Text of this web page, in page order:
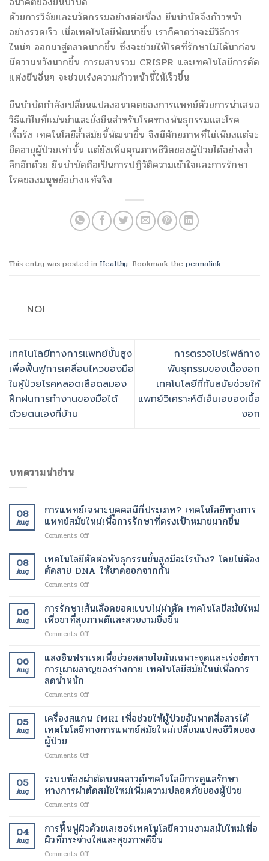
ด้วยการวิจัยและนวัตกรรมอย่างต่อเนื่อง ยีนบำบัดจึงก้าวหน้า
อย่างรวดเร็ว เมื่อเทคโนโลยีพัฒนาขึ้น เราก็คาดว่าจะมีวิธีการ
ใหม่ๆ ออกมาสู่ตลาดมากขึ้น ซึ่งจะช่วยให้โรคที่รักษาไม่ได้มาก่อน
มีความหวังมากขึ้น การผสานรวม CRISPR และเทคโนโลยีการตัด
แต่งยีนอื่นๆ จะช่วยเร่งความก้าวหน้านี้ให้เร็วขึ้น
ยีนบำบัดกำลังเปลี่ยนแปลงอนาคตของการแพทย์ด้วยการนำเสนอ
วิธีแก้ไขที่แม่นยำและยั่งยืนสำหรับโรคทางพันธุกรรมและโรค
เรื้อรัง เทคโนโลยีล้ำสมัยนี้พัฒนาขึ้น จึงมีศักยภาพที่ไม่เพียงแต่จะ
ยืดอายุผู้ป่วยเท่านั้น แต่ยังเพิ่มคุณภาพชีวิตของผู้ป่วยได้อย่างล้ำ
ลึกอีกด้วย ยีนบำบัดถือเป็นการปฏิวัติความเข้าใจและการรักษา
โรคของมนุษย์อย่างแท้จริง
This entry was posted in Healthy. Bookmark the permalink.
NOI
เทคโนโลยีทางการแพทย์ขั้นสูง
เพื่อฟื้นฟูการเคลื่อนไหวของมือ
ในผู้ป่วยโรคหลอดเลือดสมอง
ฝึกฝนการทำงานของมือได้
ด้วยตนเองที่บ้าน
การตรวจโปรไฟล์ทาง
พันธุกรรมของเนื้องอก
เทคโนโลยีที่ทันสมัยช่วยให้
แพทย์วิเคราะห์ดีเอ็นเอของเนื้อ
งอก
บทความน่าอ่าน
08
Aug
การแพทย์เฉพาะบุคคลมีกี่ประเภท? เทคโนโลยีทางการ
แพทย์สมัยใหม่เพื่อการรักษาที่ตรงเป้าหมายมากขึ้น
Comments Offon
แพทย์
เฉพาะ
บุคคล
มี
ประเภท?
เทคโนโลยี
ใหม่
เพื่อ
เป้า
หมาย
08
Aug
เทคโนโลยีตัดต่อพันธุกรรมขั้นสูงมีอะไรบ้าง? โดยไม่ต้อง
ตัดสาย DNA ให้ขาดออกจากกัน
Comments Offon
ตัด
ต่อ
พันธุกรรม
ขั้น
มี
อะไร
บ้าง?
ไม่
ตัด
สาย
จาก
กัน
06
Aug
การรักษาเส้นเลือดขอดแบบไม่ผ่าตัด เทคโนโลยีสมัยใหม่
เพื่อขาที่สุขภาพดีและสวยงามยิ่งขึ้น
Comments Offon
รักษา
เส้นเลือด
ขอด
ไม่
เทคโนโลยี
สมัย
ใหม่
ขา
สุขภาพ
ดี
และ
ขึ้น
06
Aug
แสงอินฟราเรดเพื่อช่วยสลายไขมันเฉพาะจุดและเร่งอัตรา
การเผาผลาญของร่างกาย เทคโนโลยีสมัยใหม่เพื่อการ
ลดน้ำหนัก
Comments Offon
อินฟราเรด
เพื่อ
ช่วย
ไข
เฉพาะ
จุด
และ
เร่ง
การ
เผา
05
Aug
เครื่องสแกน fMRI เพื่อช่วยให้ผู้ป่วยอัมพาตสื่อสารได้
เทคโนโลยีทางการแพทย์สมัยใหม่เปลี่ยนแปลงชีวิตของ
ผู้ป่วย
Comments Offon
สแกน
fMRI
เพื่อ
ช่วย
ผู้
ป่วย
05
Aug
ระบบห้องผ่าตัดบนคลาวด์เทคโนโลยีการดูแลรักษา
ทางการผ่าตัดสมัยใหม่เพิ่มความปลอดภัยของผู้ป่วย
Comments Offon
ห้อง
ผ่าตัด
บน
คลา
04
Aug
การฟื้นฟูผิวด้วยเลเซอร์เทคโนโลยีความงามสมัยใหม่เพื่อ
ผิวที่กระจ่างใสและสุขภาพดีขึ้น
Comments Offon